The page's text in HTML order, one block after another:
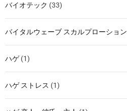
バイオテック (33)
バイタルウェーブ スカルプローション
ハゲ(1)
ハゲ ストレス (1)